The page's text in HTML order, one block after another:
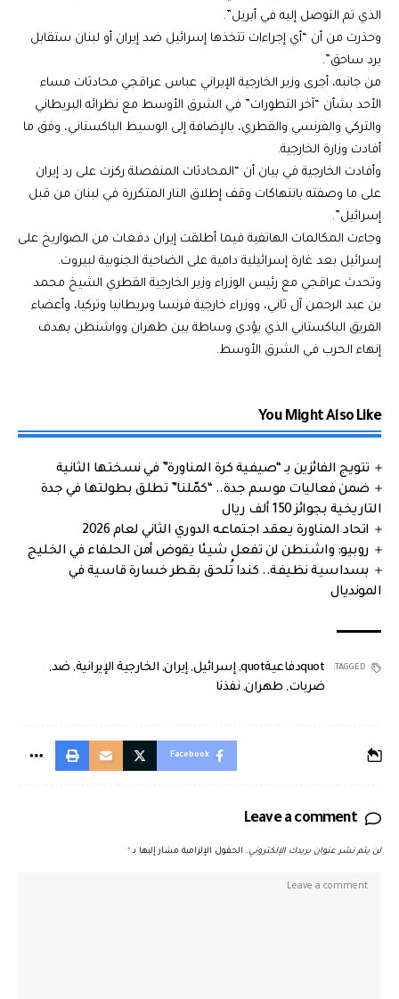
الذي تم التوصل إليه في أبريل”.
وحذرت من أن “أي إجراءات تتخذها إسرائيل ضد إيران أو لبنان ستقابل
برد ساحق”.
من جانبه، أجرى وزير الخارجية الإيراني عباس عراقجي محادثات مساء
الأحد بشأن “آخر التطورات” في الشرق الأوسط مع نظرائه البريطاني
والتركي والفرنسي والقطري، بالإضافة إلى الوسيط الباكستاني، وفق ما
أفادت وزارة الخارجية.
وأفادت الخارجية في بيان أن “المحادثات المنفصلة ركزت على رد إيران
على ما وصفته بانتهاكات وقف إطلاق النار المتكررة في لبنان من قبل
إسرائيل”.
وجاءت المكالمات الهاتفية فيما أطلقت إيران دفعات من الصواريخ على
إسرائيل بعد غارة إسرائيلية دامية على الضاحية الجنوبية لبيروت.
وتحدث عراقجي مع رئيس الوزراء وزير الخارجية القطري الشيخ محمد
بن عبد الرحمن آل ثاني، ووزراء خارجية فرنسا وبريطانيا وتركيا، وأعضاء
الفريق الباكستاني الذي يؤدي وساطة بين طهران وواشنطن بهدف
إنهاء الحرب في الشرق الأوسط.
You Might Also Like
تتويج الفائزين بـ “صيفية كرة المناورة” في نسختها الثانية
ضمن فعاليات موسم جدة.. “كمّلنا” تطلق بطولتها في جدة
التاريخية بجوائز 150 ألف ريال
اتحاد المناورة يعقد اجتماعه الدوري الثاني لعام 2026
روبيو: واشنطن لن تفعل شيئا يقوض أمن الحلفاء في الخليج
بسداسية نظيفة.. كندا تُلحق بقطر خسارة قاسية في
المونديال
TAGGED: quotدفاعيةquot , إسرائيل, إيران, الخارجية الإيرانية, ضد,
ضربات, طهران, نفذنا
Facebook
Leave a comment
لن يتم نشر عنوان بريدك الإلكتروني. الحقول الإلزامية مشار إليها بـ *